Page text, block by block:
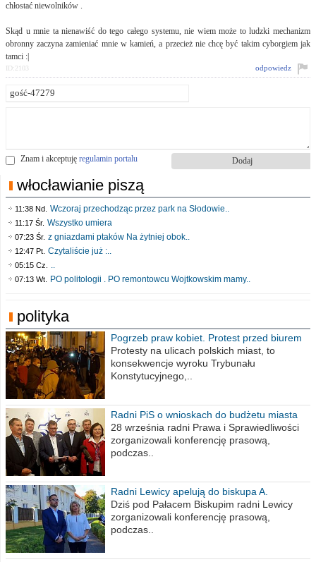
chłostać niewolników .
Skąd u mnie ta nienawiść do tego całego systemu, nie wiem może to ludzki mechanizm
obronny zaczyna zamieniać mnie w kamień, a przecież nie chcę być takim cyborgiem jak
tamci :|
odpowiedz
ID:2103
Znam i akceptuję regulamin portalu
włocławianie piszą
11:38 Nd. Wczoraj przechodząc przez park na Słodowie..
11:17 Śr. Wszystko umiera
07:23 Śr. z gniazdami ptaków Na żytniej obok..
12:47 Pt. Czytaliście już :..
05:15 Cz. ..
07:13 Wt. PO politologii . PO remontowcu Wojtkowskim mamy..
polityka
Pogrzeb praw kobiet. Protest przed biurem
poselskim PiS
Protesty na ulicach polskich miast, to
konsekwencje wyroku Trybunału
Konstytucyjnego,..
Radni PiS o wnioskach do budżetu miasta
na 2021 rok
28 września radni Prawa i Sprawiedliwości
zorganizowali konferencję prasową,
podczas..
Radni Lewicy apelują do biskupa A.
Wiesława Meringa
Dziś pod Pałacem Biskupim radni Lewicy
zorganizowali konferencję prasową,
podczas..